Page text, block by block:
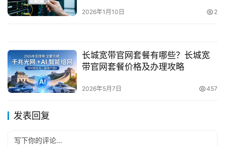
2026年1月10日 2
长城宽带官网套餐有哪些？长城宽
带官网套餐价格及办理攻略
2026年5月7日 457
发表回复